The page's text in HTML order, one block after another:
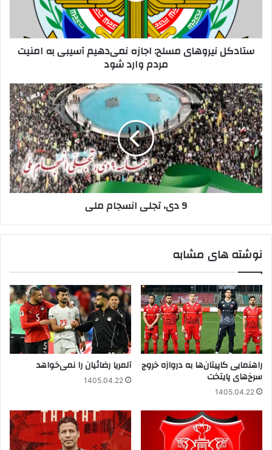
مردم
واردستادکل نیروهای مسلح: اجازه نمی‌دهیم آسیبی به امنیت
مردم وارد شود
9
دی،
تجلی
انسجام
ملی
9 دی، تجلی انسجام ملی
نوشته های مشابه
راهنمایی کاپیتان‌ها به دروازه خروج
سرخ‌های پایتخت
1405.04.22
آلمریا رضائیان را نمی‌خواهد
1405.04.22